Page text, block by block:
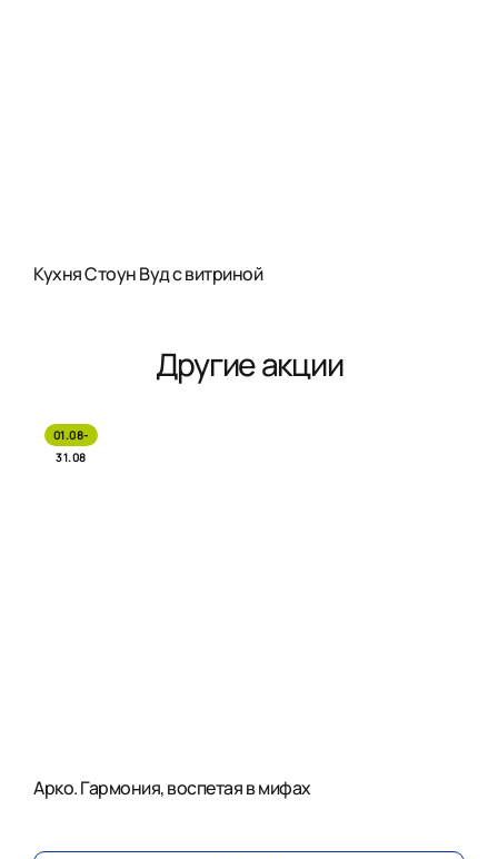
Кухня Стоун Вуд с витриной
Другие акции
01.08-
31.08
Арко. Гармония, воспетая в мифах